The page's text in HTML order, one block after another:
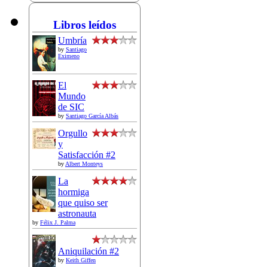
Libros leídos
Umbría
by Santiago
Eximeno
El
Mundo
de SIC
by Santiago García Albás
Orgullo
y
Satisfacción #2
by Albert Monteys
La
hormiga
que quiso ser
astronauta
by Félix J. Palma
Aniquilación #2
by Keith Giffen